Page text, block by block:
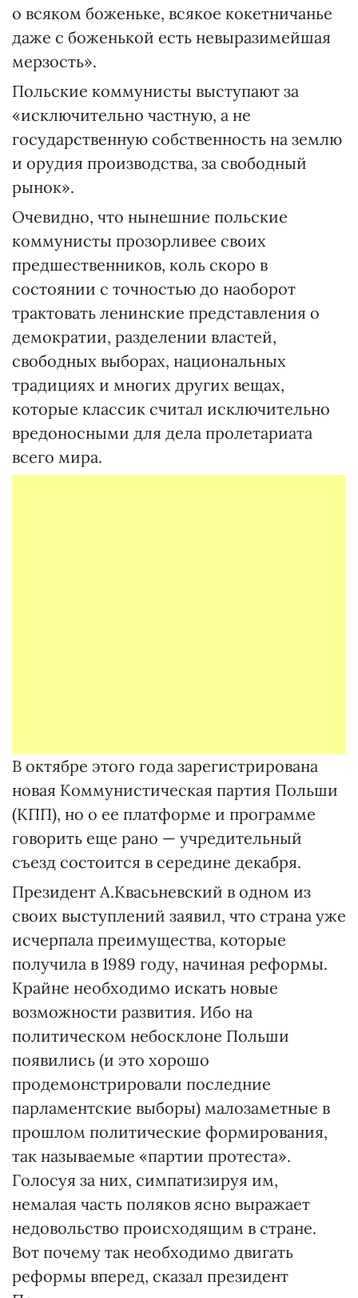
о всяком боженьке, всякое кокетничанье
даже с боженькой есть невыразимейшая
мерзость».
Польские коммунисты выступают за
«исключительно частную, а не
государственную собственность на землю
и орудия производства, за свободный
рынок».
Очевидно, что нынешние польские
коммунисты прозорливее своих
предшественников, коль скоро в
состоянии с точностью до наоборот
трактовать ленинские представления о
демократии, разделении властей,
свободных выборах, национальных
традициях и многих других вещах,
которые классик считал исключительно
вредоносными для дела пролетариата
всего мира.
В октябре этого года зарегистрирована
новая Коммунистическая партия Польши
(КПП), но о ее платформе и программе
говорить еще рано — учредительный
съезд состоится в середине декабря.
Президент А.Квасьневский в одном из
своих выступлений заявил, что страна уже
исчерпала преимущества, которые
получила в 1989 году, начиная реформы.
Крайне необходимо искать новые
возможности развития. Ибо на
политическом небосклоне Польши
появились (и это хорошо
продемонстрировали последние
парламентские выборы) малозаметные в
прошлом политические формирования,
так называемые «партии протеста».
Голосуя за них, симпатизируя им,
немалая часть поляков ясно выражает
недовольство происходящим в стране.
Вот почему так необходимо двигать
реформы вперед, сказал президент